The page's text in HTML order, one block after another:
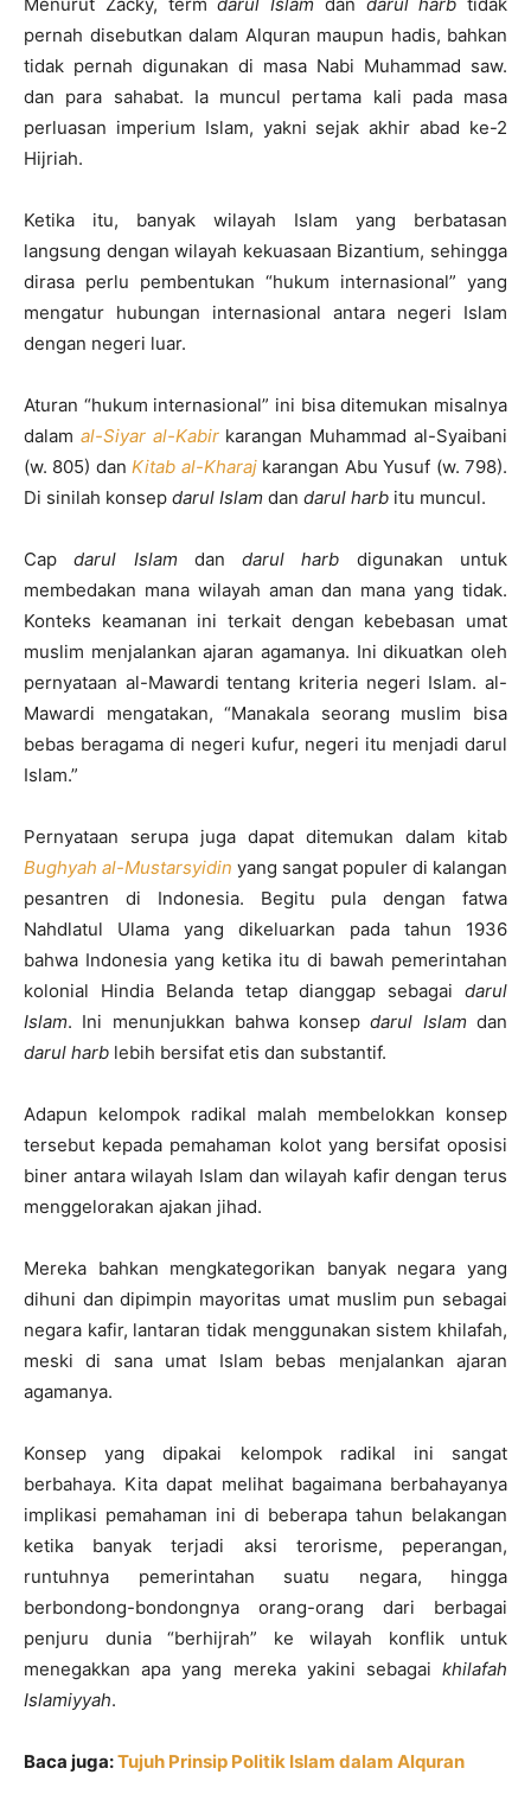
Menurut Zacky, term darul Islam dan darul harb tidak
pernah disebutkan dalam Alquran maupun hadis, bahkan
tidak pernah digunakan di masa Nabi Muhammad saw.
dan para sahabat. Ia muncul pertama kali pada masa
perluasan imperium Islam, yakni sejak akhir abad ke-2
Hijriah.
Ketika itu, banyak wilayah Islam yang berbatasan
langsung dengan wilayah kekuasaan Bizantium, sehingga
dirasa perlu pembentukan “hukum internasional” yang
mengatur hubungan internasional antara negeri Islam
dengan negeri luar.
Aturan “hukum internasional” ini bisa ditemukan misalnya
dalam al-Siyar al-Kabir karangan Muhammad al-Syaibani
(w. 805) danKitab al-Kharaj karangan Abu Yusuf (w. 798).
Di sinilah konsep darul Islam dan darul harb itu muncul.
Capdarul Islam dan darul harb digunakan untuk
membedakan mana wilayah aman dan mana yang tidak.
Konteks keamanan ini terkait dengan kebebasan umat
muslim menjalankan ajaran agamanya. Ini dikuatkan oleh
pernyataan al-Mawardi tentang kriteria negeri Islam. al-
Mawardi mengatakan, “Manakala seorang muslim bisa
bebas beragama di negeri kufur, negeri itu menjadi darul
Islam.”
Pernyataan serupa juga dapat ditemukan dalam kitab
Bughyah al-Mustarsyidin yang sangat populer di kalangan
pesantren di Indonesia. Begitu pula dengan fatwa
Nahdlatul Ulama yang dikeluarkan pada tahun 1936
bahwa Indonesia yang ketika itu di bawah pemerintahan
kolonial Hindia Belanda tetap dianggap sebagai darul
Islam. Ini menunjukkan bahwa konsepdarul Islamdan
darul harb lebih bersifat etis dan substantif.
Adapun kelompok radikal malah membelokkan konsep
tersebut kepada pemahaman kolot yang bersifat oposisi
biner antara wilayah Islam dan wilayah kafir dengan terus
menggelorakan ajakan jihad.
Mereka bahkan mengkategorikan banyak negara yang
dihuni dan dipimpin mayoritas umat muslim pun sebagai
negara kafir, lantaran tidak menggunakan sistem khilafah,
meski di sana umat Islam bebas menjalankan ajaran
agamanya.
Konsep yang dipakai kelompok radikal ini sangat
berbahaya. Kita dapat melihat bagaimana berbahayanya
implikasi pemahaman ini di beberapa tahun belakangan
ketika banyak terjadi aksi terorisme, peperangan,
runtuhnya pemerintahan suatu negara, hingga
berbondong-bondongnya orang-orang dari berbagai
penjuru dunia “berhijrah” ke wilayah konflik untuk
menegakkan apa yang mereka yakini sebagai khilafah
Islamiyyah.
Baca juga:Tujuh Prinsip Politik Islam dalam Alquran